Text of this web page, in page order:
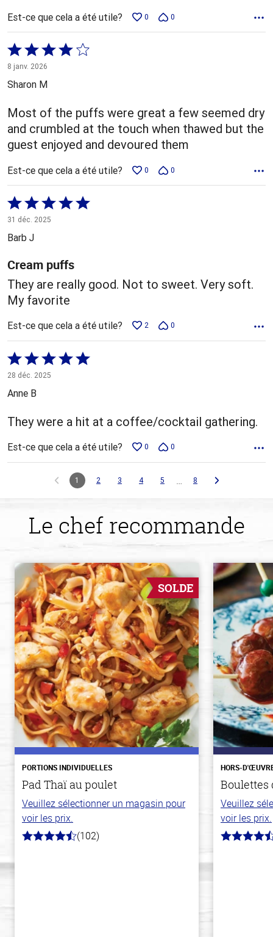
Est-ce que cela a été utile? 0 0
Coté
4 sur
5
8 janv. 2026
Sharon M
Most of the puffs were great a few seemed dry
and crumbled at the touch when thawed but the
guest enjoyed and devoured them
Est-ce que cela a été utile? 0 0
Coté
5 sur
5
31 déc. 2025
Barb J
Cream puffs
They are really good. Not to sweet. Very soft.
My favorite
Est-ce que cela a été utile? 2 0
Coté
5 sur
5
28 déc. 2025
Anne B
They were a hit at a coffee/cocktail gathering.
Est-ce que cela a été utile? 0 0
1 2 3 4 5 … 8
Le chef recommande
SOLDE
PORTIONS INDIVIDUELLES
Pad Thaï au poulet
Veuillez sélectionner un magasin pour
voir les prix.
4.3
(102)
HORS-
Boulettes
Veuillez
voir les prix.
4.5